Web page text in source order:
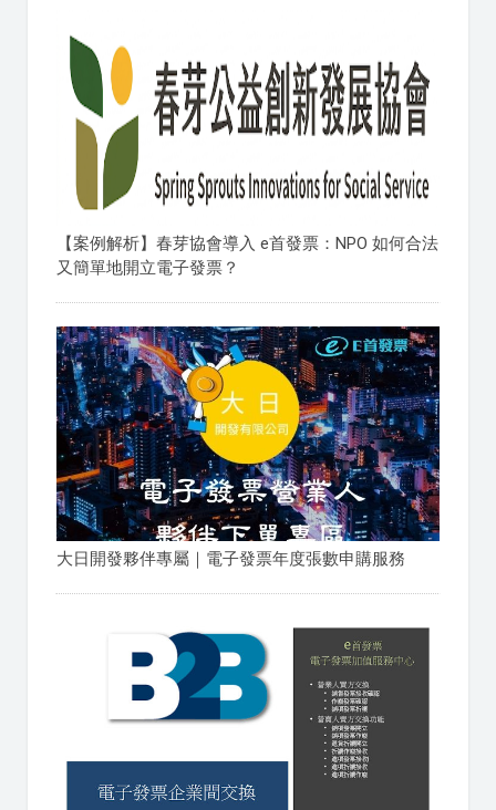
【案例解析】春芽協會導入 e首發票：NPO 如何合法
又簡單地開立電子發票？
大日開發夥伴專屬｜電子發票年度張數申購服務